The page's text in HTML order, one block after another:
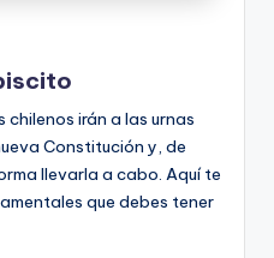
chilenos irán a las urnas
Constitución y, de
llevarla a cabo. Aquí te
que debes tener